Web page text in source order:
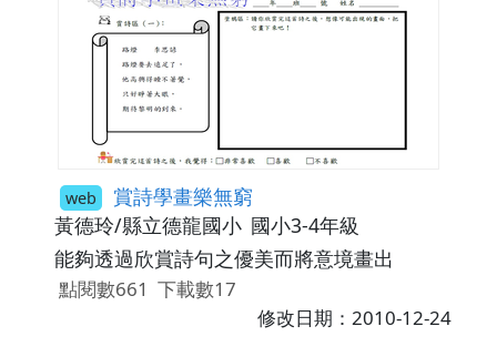
web 賞詩學畫樂無窮
黃德玲/縣立德龍國小 國小3-4年級
能夠透過欣賞詩句之優美而將意境畫出
點閱數661 下載數17
修改日期：2010-12-24